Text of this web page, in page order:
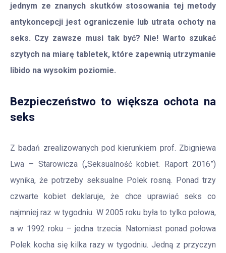
jednym ze znanych skutków stosowania tej metody
antykoncepcji jest ograniczenie lub utrata ochoty na
seks. Czy zawsze musi tak być? Nie! Warto szukać
szytych na miarę tabletek, które zapewnią utrzymanie
libido na wysokim poziomie.
Bezpieczeństwo to większa ochota na
seks
Z badań zrealizowanych pod kierunkiem prof. Zbigniewa
Lwa – Starowicza („Seksualność kobiet. Raport 2016”)
wynika, że potrzeby seksualne Polek rosną. Ponad trzy
czwarte kobiet deklaruje, że chce uprawiać seks co
najmniej raz w tygodniu. W 2005 roku była to tylko połowa,
a w 1992 roku – jedna trzecia. Natomiast ponad połowa
Polek kocha się kilka razy w tygodniu. Jedną z przyczyn